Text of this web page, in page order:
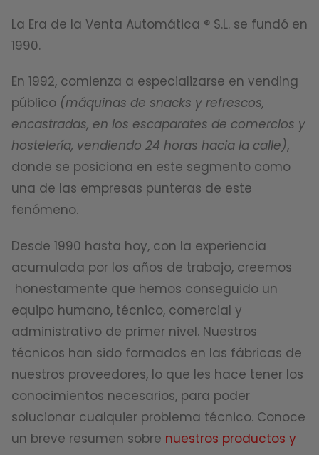
La Era de la Venta Automática ® S.L. se fundó en
1990.
En 1992, comienza a especializarse en vending
público (máquinas de snacks y refrescos,
encastradas, en los escaparates de comercios y
hostelería, vendiendo 24 horas hacia la calle),
donde se posiciona en este segmento como
una de las empresas punteras de este
fenómeno.
Desde 1990 hasta hoy, con la experiencia
acumulada por los años de trabajo, creemos
honestamente que hemos conseguido un
equipo humano, técnico, comercial y
administrativo de primer nivel. Nuestros
técnicos han sido formados en las fábricas de
nuestros proveedores, lo que les hace tener los
conocimientos necesarios, para poder
solucionar cualquier problema técnico. Conoce
un breve resumen sobre nuestros productos y